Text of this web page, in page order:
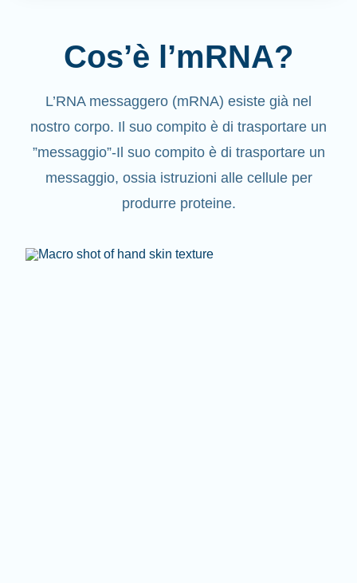
Cos’è l’mRNA?
L’RNA messaggero (mRNA) esiste già nel
nostro corpo. Il suo compito è di trasportare un
”messaggio”-Il suo compito è di trasportare un
messaggio, ossia istruzioni alle cellule per
produrre proteine.